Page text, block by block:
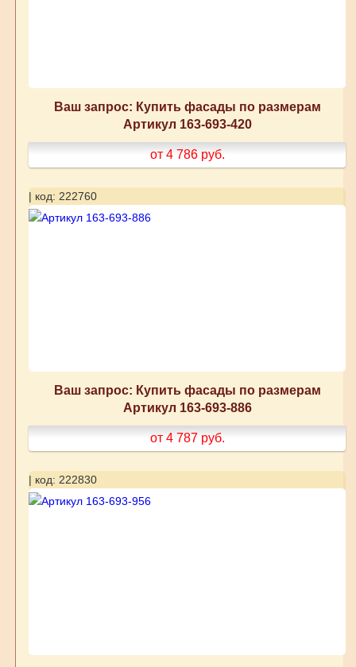
Ваш запрос: Купить фасады по размерам
Артикул 163-693-420
от 4 786 руб.
| код: 222760
Ваш запрос: Купить фасады по размерам
Артикул 163-693-886
от 4 787 руб.
| код: 222830